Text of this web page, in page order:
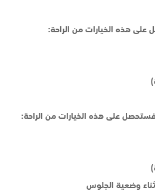
هذه الخيارات من الراحة:
فستحصل على هذه الخيارات من الراحة: